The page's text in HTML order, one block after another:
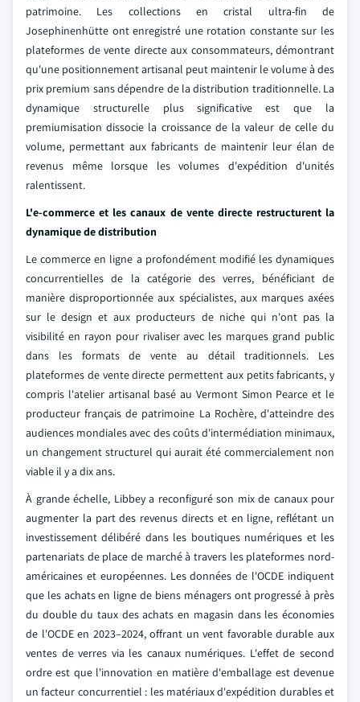
patrimoine. Les collections en cristal ultra-fin de
Josephinenhütte ont enregistré une rotation constante sur les
plateformes de vente directe aux consommateurs, démontrant
qu'une positionnement artisanal peut maintenir le volume à des
prix premium sans dépendre de la distribution traditionnelle. La
dynamique structurelle plus significative est que la
premiumisation dissocie la croissance de la valeur de celle du
volume, permettant aux fabricants de maintenir leur élan de
revenus même lorsque les volumes d'expédition d'unités
ralentissent.
L'e-commerce et les canaux de vente directe restructurent la
dynamique de distribution
Le commerce en ligne a profondément modifié les dynamiques
concurrentielles de la catégorie des verres, bénéficiant de
manière disproportionnée aux spécialistes, aux marques axées
sur le design et aux producteurs de niche qui n'ont pas la
visibilité en rayon pour rivaliser avec les marques grand public
dans les formats de vente au détail traditionnels. Les
plateformes de vente directe permettent aux petits fabricants, y
compris l'atelier artisanal basé au Vermont Simon Pearce et le
producteur français de patrimoine La Rochère, d'atteindre des
audiences mondiales avec des coûts d'intermédiation minimaux,
un changement structurel qui aurait été commercialement non
viable il y a dix ans.
À grande échelle, Libbey a reconfiguré son mix de canaux pour
augmenter la part des revenus directs et en ligne, reflétant un
investissement délibéré dans les boutiques numériques et les
partenariats de place de marché à travers les plateformes nord-
américaines et européennes. Les données de l'OCDE indiquent
que les achats en ligne de biens ménagers ont progressé à près
du double du taux des achats en magasin dans les économies
de l'OCDE en 2023–2024, offrant un vent favorable durable aux
ventes de verres via les canaux numériques. L'effet de second
ordre est que l'innovation en matière d'emballage est devenue
un facteur concurrentiel : les matériaux d'expédition durables et